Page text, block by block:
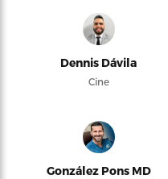
Dennis Dávila
Cine
González Pons MD